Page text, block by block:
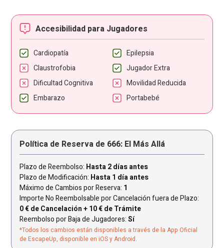
Accesibilidad para Jugadores
Cardiopatía
Epilepsia
Claustrofobia
Jugador Extra
Dificultad Cognitiva
Movilidad Reducida
Embarazo
Portabebé
Política de Reserva de 666: El Más Allá
Plazo de Reembolso: Hasta 2 días antes
Plazo de Modificación: Hasta 1 día antes
Máximo de Cambios por Reserva: 1
Importe No Reembolsable por Cancelación fuera de Plazo:
0 € de Cancelación + 10 € de Trámite
Reembolso por Baja de Jugadores: Sí
*Todos los cambios están disponibles a través de la App Oficial
de EscapeUp, disponible en iOS y Android.